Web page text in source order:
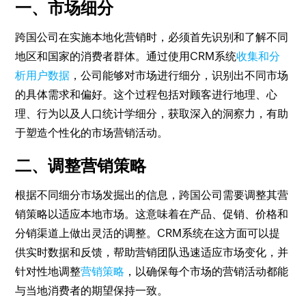
一、市场细分
跨国公司在实施本地化营销时，必须首先识别和了解不同
地区和国家的消费者群体。通过使用CRM系统收集和分
析用户数据 ，公司能够对市场进行细分，识别出不同市场
的具体需求和偏好。这个过程包括对顾客进行地理、心
理、行为以及人口统计学细分，获取深入的洞察力，有助
于塑造个性化的市场营销活动。
二、调整营销策略
根据不同细分市场发掘出的信息，跨国公司需要调整其营
销策略以适应本地市场。这意味着在产品、促销、价格和
分销渠道上做出灵活的调整。CRM系统在这方面可以提
供实时数据和反馈，帮助营销团队迅速适应市场变化，并
针对性地调整营销策略 ，以确保每个市场的营销活动都能
与当地消费者的期望保持一致。